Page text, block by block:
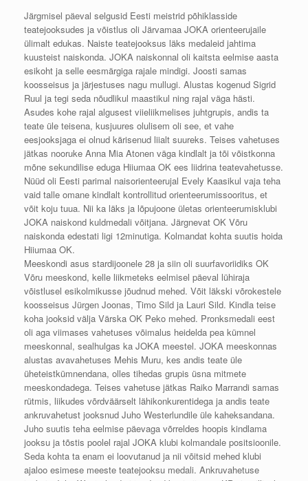
Järgmisel päeval selgusid Eesti meistrid põhiklasside
teatejooksudes ja võistlus oli Järvamaa JOKA orienteerujaile
ülimalt edukas. Naiste teatejooksus läks medaleid jahtima
kuusteist naiskonda. JOKA naiskonnal oli kaitsta eelmise aasta
esikoht ja selle eesmärgiga rajale mindigi. Joosti samas
koosseisus ja järjestuses nagu mullugi. Alustas kogenud Sigrid
Ruul ja tegi seda nõudlikul maastikul ning rajal väga hästi.
Asudes kohe rajal algusest viieliikmelises juhtgrupis, andis ta
teate üle teisena, kusjuures olulisem oli see, et vahe
eesjooksjaga ei olnud kärisenud liialt suureks. Teises vahetuses
jätkas nooruke Anna Mia Atonen väga kindlalt ja tõi võistkonna
mõne sekundilise eduga Hiiumaa OK ees liidrina teatevahetusse.
Nüüd oli Eesti parimal naisorienteerujal Evely Kaasikul vaja teha
vaid talle omane kindlalt kontrollitud orienteerumissooritus, et
võit koju tuua. Nii ka läks ja lõpujoone ületas orienteerumisklubi
JOKA naiskond kuldmedali võitjana. Järgnevat OK Võru
naiskonda edestati ligi 12minutiga. Kolmandat kohta suutis hoida
Hiiumaa OK.
Meeskondi asus stardijoonele 28 ja siin oli suurfavoriidiks OK
Võru meeskond, kelle liikmeteks eelmisel päeval lühiraja
võistlusel esikolmikusse jõudnud mehed. Võit läkski võrokestele
koosseisus Jürgen Joonas, Timo Sild ja Lauri Sild. Kindla teise
koha jooksid välja Värska OK Peko mehed. Pronksmedali eest
oli aga viimases vahetuses võimalus heidelda pea kümnel
meeskonnal, sealhulgas ka JOKA meestel. JOKA meeskonnas
alustas avavahetuses Mehis Muru, kes andis teate üle
üheteistkümnendana, olles tihedas grupis üsna mitmete
meeskondadega. Teises vahetuse jätkas Raiko Marrandi samas
rütmis, liikudes võrdväärselt lähikonkurentidega ja andis teate
ankruvahetust jooksnud Juho Westerlundile üle kaheksandana.
Juho suutis teha eelmise päevaga võrreldes hoopis kindlama
jooksu ja tõstis poolel rajal JOKA klubi kolmandale positsioonile.
Seda kohta ta enam ei loovutanud ja nii võitsid mehed klubi
ajaloo esimese meeste teatejooksu medali. Ankruvahetuse